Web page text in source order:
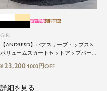
GIRL
【ANDRESD】パフスリーブトップス＆
ボリュームスカートセットアップパーテ
新作早割会員価格
¥23,200 1000円OFF
詳細を見る